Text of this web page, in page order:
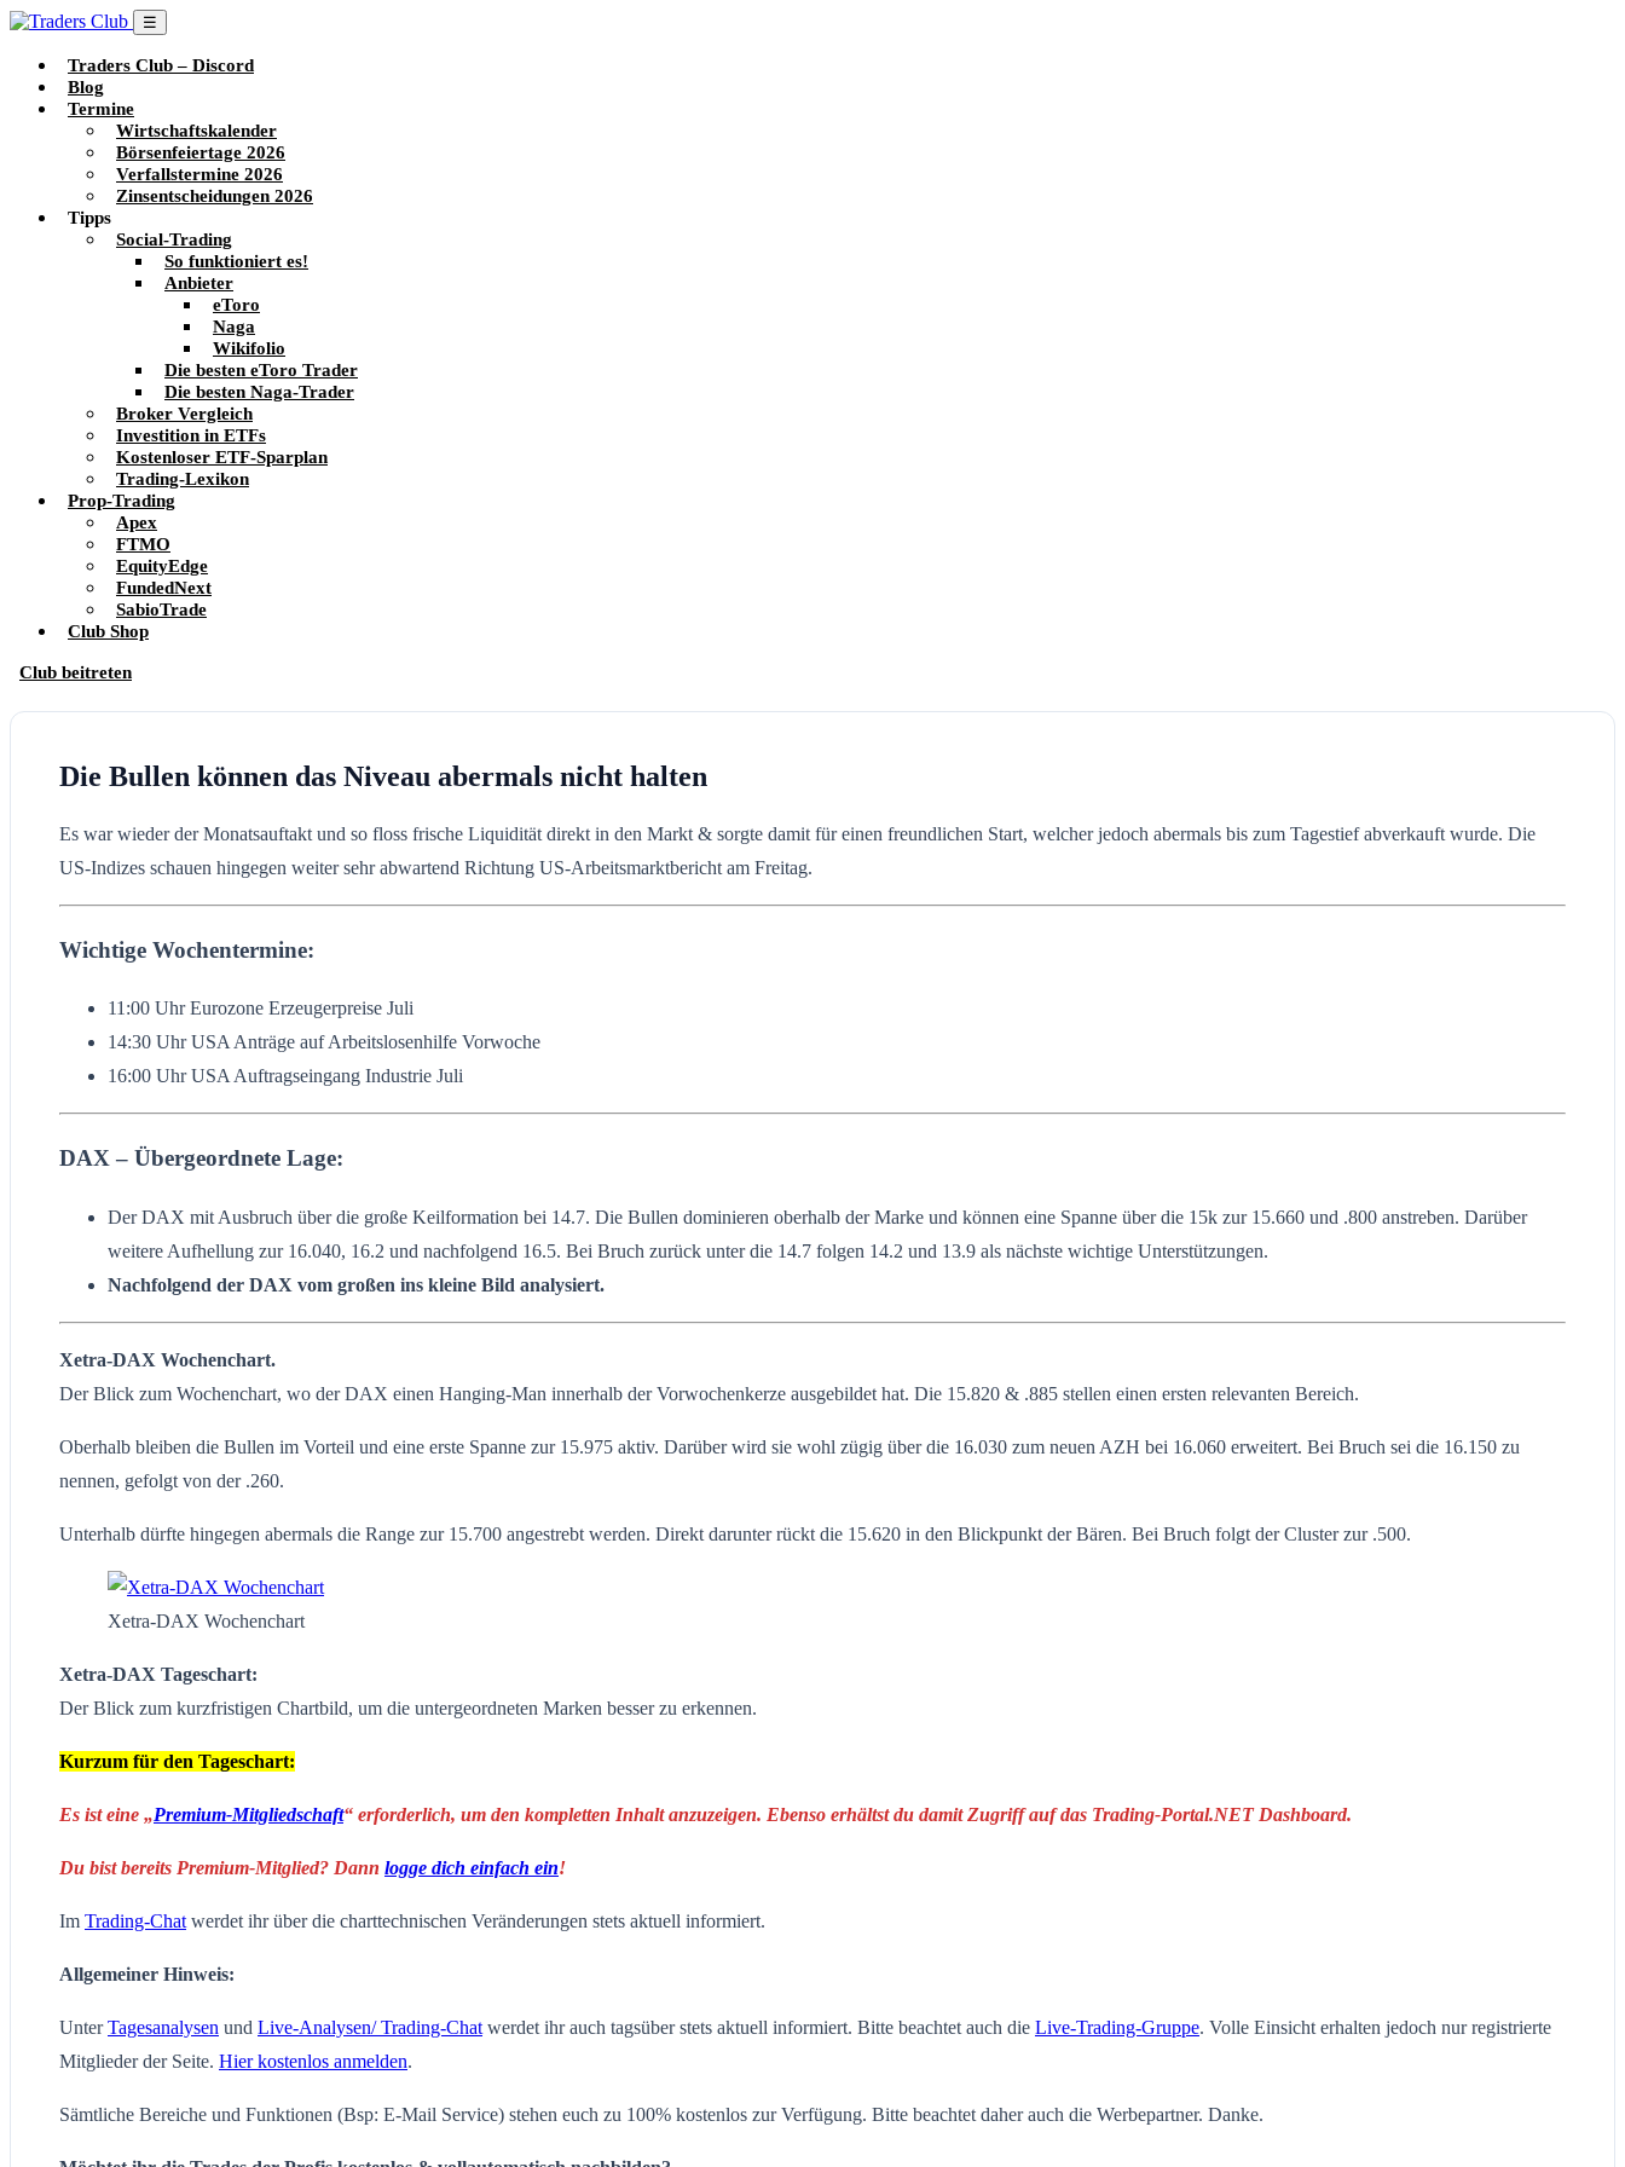
☰
Traders Club – Discord
Blog
Termine
Wirtschaftskalender
Börsenfeiertage 2026
Verfallstermine 2026
Zinsentscheidungen 2026
Tipps
Social-Trading
So funktioniert es!
Anbieter
eToro
Naga
Wikifolio
Die besten eToro Trader
Die besten Naga-Trader
Broker Vergleich
Investition in ETFs
Kostenloser ETF-Sparplan
Trading-Lexikon
Prop-Trading
Apex
FTMO
EquityEdge
FundedNext
SabioTrade
Club Shop
Club beitreten
Die Bullen können das Niveau abermals nicht halten
Es war wieder der Monatsauftakt und so floss frische Liquidität direkt in den Markt & sorgte damit für einen freundlichen Start, welcher jedoch abermals bis zum Tagestief abverkauft wurde. Die
US-Indizes schauen hingegen weiter sehr abwartend Richtung US-Arbeitsmarktbericht am Freitag.
Wichtige Wochentermine:
11:00 Uhr Eurozone Erzeugerpreise Juli
14:30 Uhr USA Anträge auf Arbeitslosenhilfe Vorwoche
16:00 Uhr USA Auftragseingang Industrie Juli
DAX – Übergeordnete Lage:
Der DAX mit Ausbruch über die große Keilformation bei 14.7. Die Bullen dominieren oberhalb der Marke und können eine Spanne über die 15k zur 15.660 und .800 anstreben. Darüber
weitere Aufhellung zur 16.040, 16.2 und nachfolgend 16.5. Bei Bruch zurück unter die 14.7 folgen 14.2 und 13.9 als nächste wichtige Unterstützungen.
Nachfolgend der DAX vom großen ins kleine Bild analysiert.
Xetra-DAX Wochenchart.
Der Blick zum Wochenchart, wo der DAX einen Hanging-Man innerhalb der Vorwochenkerze ausgebildet hat. Die 15.820 & .885 stellen einen ersten relevanten Bereich.
Oberhalb bleiben die Bullen im Vorteil und eine erste Spanne zur 15.975 aktiv. Darüber wird sie wohl zügig über die 16.030 zum neuen AZH bei 16.060 erweitert. Bei Bruch sei die 16.150 zu
nennen, gefolgt von der .260.
Unterhalb dürfte hingegen abermals die Range zur 15.700 angestrebt werden. Direkt darunter rückt die 15.620 in den Blickpunkt der Bären. Bei Bruch folgt der Cluster zur .500.
Xetra-DAX Wochenchart
Xetra-DAX Tageschart:
Der Blick zum kurzfristigen Chartbild, um die untergeordneten Marken besser zu erkennen.
Kurzum für den Tageschart:
Es ist eine „Premium-Mitgliedschaft“ erforderlich, um den kompletten Inhalt anzuzeigen. Ebenso erhältst du damit Zugriff auf das Trading-Portal.NET Dashboard.
Du bist bereits Premium-Mitglied? Dann logge dich einfach ein!
Im Trading-Chat werdet ihr über die charttechnischen Veränderungen stets aktuell informiert.
Allgemeiner Hinweis:
UnterTagesanalysen und Live-Analysen/ Trading-Chat werdet ihr auch tagsüber stets aktuell informiert. Bitte beachtet auch die Live-Trading-Gruppe. Volle Einsicht erhalten jedoch nur registrierte
Mitglieder der Seite. Hier kostenlos anmelden.
Sämtliche Bereiche und Funktionen (Bsp: E-Mail Service) stehen euch zu 100% kostenlos zur Verfügung. Bitte beachtet daher auch die Werbepartner. Danke.